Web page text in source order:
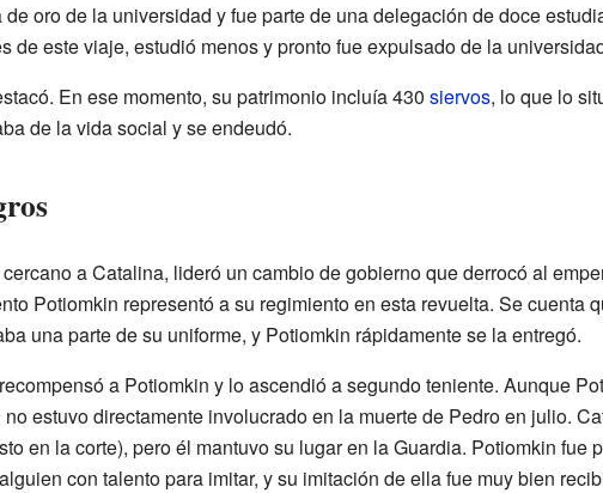
oro de la universidad y fue parte de una delegación de doce
de este viaje, estudió menos y pronto fue expulsado de la
En ese momento, su patrimonio incluía 430 siervos, lo que lo
de la vida social y se endeudó.
a Catalina, lideró un cambio de gobierno que derrocó al
Potiomkin representó a su regimiento en esta revuelta. Se cuenta
una parte de su uniforme, y Potiomkin rápidamente se la entregó.
a Potiomkin y lo ascendió a segundo teniente. Aunque
estuvo directamente involucrado en la muerte de Pedro en julio.
en la corte), pero él mantuvo su lugar en la Guardia. Potiomkin fue
con talento para imitar, y su imitación de ella fue muy bien